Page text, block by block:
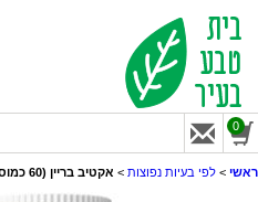
0
ראשי > לפי בעיות נפוצות > אקטיב בריין (60 כמוסות) ActivBrain זוג במבצע